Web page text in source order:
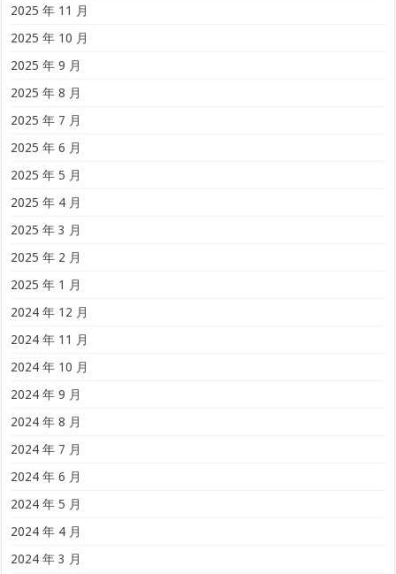
2025 年 11 月
2025 年 10 月
2025 年 9 月
2025 年 8 月
2025 年 7 月
2025 年 6 月
2025 年 5 月
2025 年 4 月
2025 年 3 月
2025 年 2 月
2025 年 1 月
2024 年 12 月
2024 年 11 月
2024 年 10 月
2024 年 9 月
2024 年 8 月
2024 年 7 月
2024 年 6 月
2024 年 5 月
2024 年 4 月
2024 年 3 月